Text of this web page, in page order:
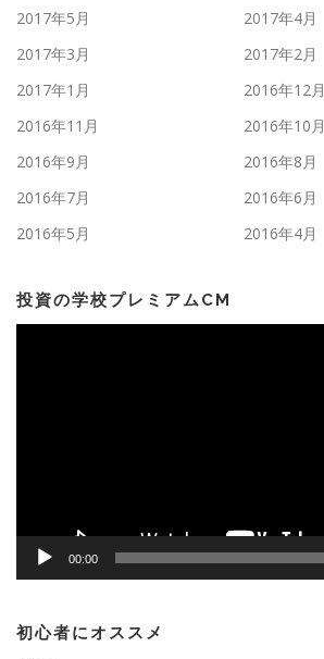
2017年5月
2017年4月
2017年3月
2017年2月
2017年1月
2016年12月
2016年11月
2016年10月
2016年9月
2016年8月
2016年7月
2016年6月
2016年5月
2016年4月
投資の学校プレミアムCM
00:00
初心者にオススメ